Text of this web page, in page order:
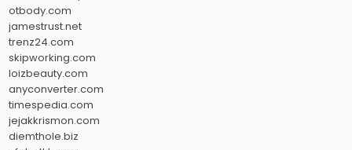
otbody.com
jamestrust.net
trenz24.com
skipworking.com
loizbeauty.com
anyconverter.com
timespedia.com
jejakkrismon.com
diemthole.biz